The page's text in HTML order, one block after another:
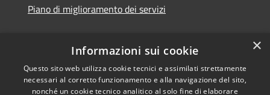
Piano di miglioramento dei servizi
RSS
Accessibilità
Copyright © 2026 • Comune di
Treviglio • Powered by
×
Informazioni sui cookie
Questo sito web utilizza cookie tecnici e assimilati strettamente
necessari al corretto funzionamento e alla navigazione del sito,
nonché un cookie tecnico analitico al solo fine di elaborare